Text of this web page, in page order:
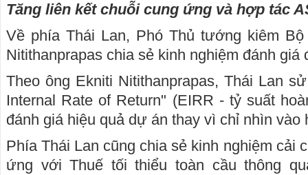
Tăng liên kết chuỗi cung ứng và hợp tác
Về phía Thái Lan, Phó Thủ tướng kiêm
Nitithanprapas chia sẻ kinh nghiệm đánh giá
Theo ông Ekniti Nitithanprapas, Thái Lan
Internal Rate of Return" (EIRR - tỷ suất
đánh giá hiệu quả dự án thay vì chỉ nhìn vào
Phía Thái Lan cũng chia sẻ kinh nghiệm cải
ứng với Thuế tối thiểu toàn cầu thông